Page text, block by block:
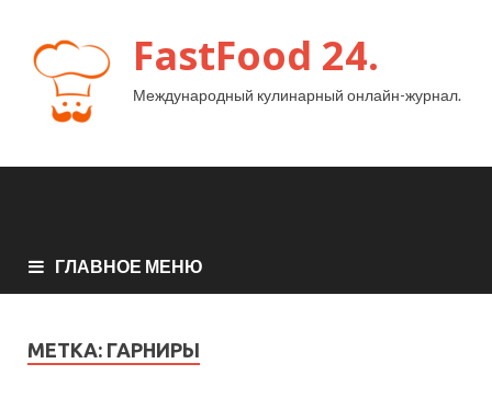
FastFood 24.
Международный кулинарный онлайн-журнал.
ГЛАВНОЕ МЕНЮ
МЕТКА: ГАРНИРЫ